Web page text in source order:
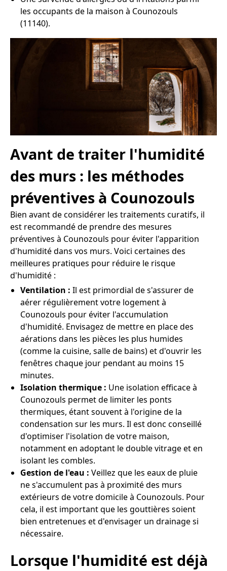
les occupants de la maison à Counozouls
(11140).
Avant de traiter l'humidité
des murs : les méthodes
préventives à Counozouls
Bien avant de considérer les traitements curatifs, il
est recommandé de prendre des mesures
préventives à Counozouls pour éviter l'apparition
d'humidité dans vos murs. Voici certaines des
meilleures pratiques pour réduire le risque
d'humidité :
Ventilation : Il est primordial de s'assurer de
aérer régulièrement votre logement à
Counozouls pour éviter l'accumulation
d'humidité. Envisagez de mettre en place des
aérations dans les pièces les plus humides
(comme la cuisine, salle de bains) et d'ouvrir les
fenêtres chaque jour pendant au moins 15
minutes.
Isolation thermique : Une isolation efficace à
Counozouls permet de limiter les ponts
thermiques, étant souvent à l'origine de la
condensation sur les murs. Il est donc conseillé
d'optimiser l'isolation de votre maison,
notamment en adoptant le double vitrage et en
isolant les combles.
Gestion de l'eau : Veillez que les eaux de pluie
ne s'accumulent pas à proximité des murs
extérieurs de votre domicile à Counozouls. Pour
cela, il est important que les gouttières soient
bien entretenues et d'envisager un drainage si
nécessaire.
Lorsque l'humidité est déjà